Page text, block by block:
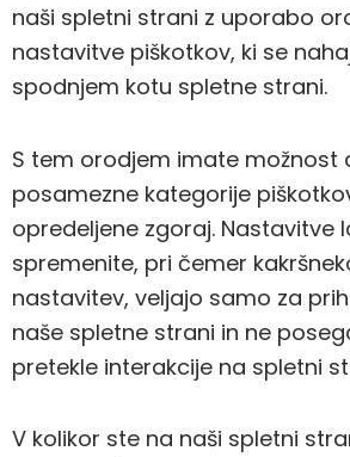
naši spletni strani z uporabo
nastavitve piškotkov, ki se
spodnjem kotu spletne strani.
S tem orodjem imate možnost
posamezne kategorije
opredeljene zgoraj. Nastavitve
spremenite, pri čemer
nastavitev, veljajo samo za
naše spletne strani in ne
pretekle interakcije na spletni
V kolikor ste na naši spletni